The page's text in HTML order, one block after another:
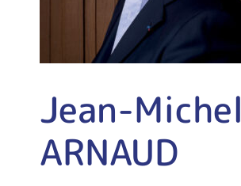
Jean-Michel
ARNAUD